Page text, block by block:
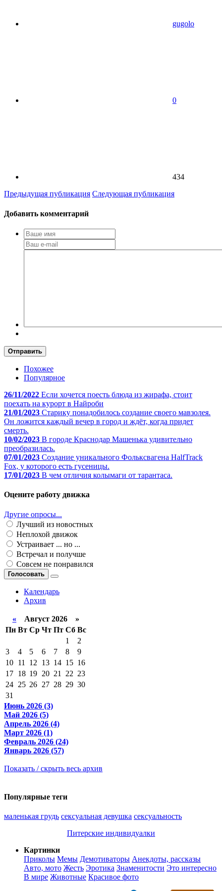
gugolo
0
434
Предыдущая публикация Следующая публикация
Добавить комментарий
Отправить
Похожее
Популярное
26/11/2022 Если хочется поесть блюда из жирафа, стоит
поехать на курорт в Найроби
21/01/2023 Старику понадобилось создание своего мавзолея.
Он ложится каждый вечер в город и ждёт, когда придет
смерть.
10/02/2023 В городе Краснодар Машенька удивительно
преобразилась.
07/01/2023 Создание уникального Фольксвагена HalfTrack
Fox, у которого есть гусеницы.
17/01/2023 В чем отличия колымаги от тарантаса.
Оцените работу движка
Другие опросы...
Лучший из новостных
Неплохой движок
Устраивает ... но ...
Встречал и получше
Совсем не понравился
Голосовать
Календарь
Архив
« Август 2026 »
Пн Вт Ср Чт Пт Сб Вс
1
2
3
4 5 6 7 8
9
10 11 12 13 14 15 16
17 18 19 20 21 22 23
24 25 26 27 28 29 30
31
Июнь 2026 (3)
Май 2026 (5)
Апрель 2026 (4)
Март 2026 (1)
Февраль 2026 (24)
Январь 2026 (57)
Показать / скрыть весь архив
Популярные теги
маленькая грудь сексуальная девушка сексуальность
Питерские индивидуалки
Картинки
Приколы Мемы Демотиваторы Анекдоты, рассказы
Авто, мото Жесть Эротика Знаменитости Это интересно
В мире Животные Красивое фото